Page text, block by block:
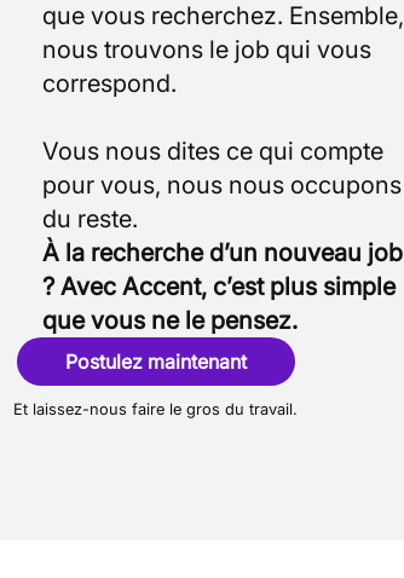
que vous recherchez. Ensemble,
nous trouvons le job qui vous
correspond.
Vous nous dites ce qui compte
pour vous, nous nous occupons
À la recherche d’un nouveau job
? Avec Accent, c’est plus simple
que vous ne le pensez.
Postulez maintenant
Et laissez-nous faire le gros du travail.